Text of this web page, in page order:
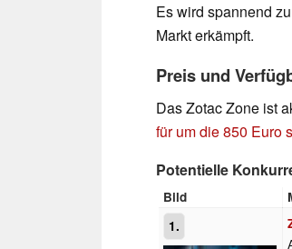
Es wird spannend
Markt erkämpft.
Preis und
Das Zotac Zone ist
für um die 850 Euro
Potentielle
Bild
1.